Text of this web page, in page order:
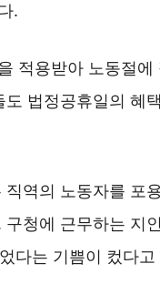
.
적용받아 노동절에
법정공휴일의 혜
역의 노동자를 포
청에 근무하는 지
다는 기쁨이 컸다고